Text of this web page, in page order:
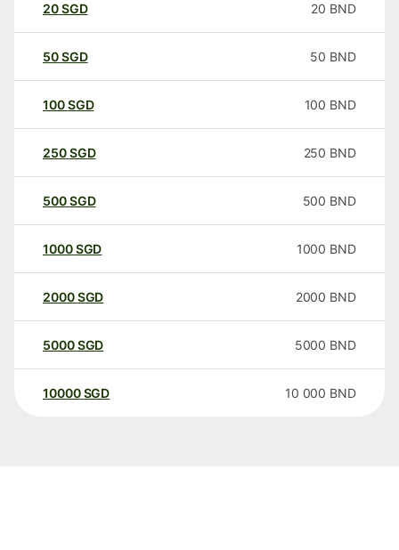
20SGD 20 BND
50SGD 50 BND
100SGD 100 BND
250SGD 250 BND
500SGD 500 BND
1000SGD 1000 BND
2000SGD 2000 BND
5000SGD 5000 BND
10000 SGD 10 000 BND